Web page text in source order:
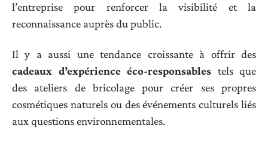
l’entreprise pour renforcer la visibilité et la
reconnaissance auprès du public.
Il y a aussi une tendance croissante à offrir des
cadeaux d’expérience éco-responsables tels que
des ateliers de bricolage pour créer ses propres
cosmétiques naturels ou des événements culturels liés
aux questions environnementales.